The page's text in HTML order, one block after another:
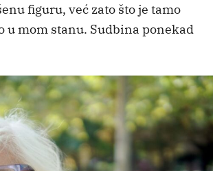
figuru, već zato što je tamo
u mom stanu. Sudbina ponekad